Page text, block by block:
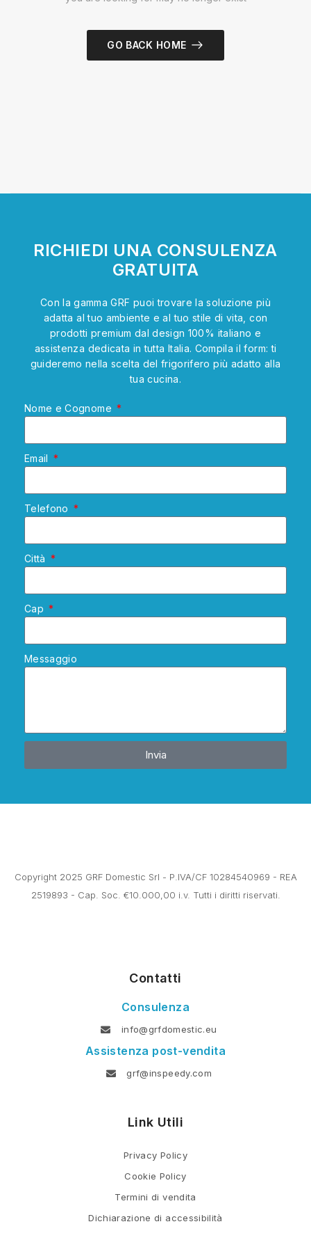
GO BACK HOME
RICHIEDI UNA CONSULENZA
GRATUITA
Con la gamma GRF puoi trovare la soluzione più
adatta al tuo ambiente e al tuo stile di vita, con
prodotti premium dal design 100% italiano e
assistenza dedicata in tutta Italia. Compila il form: ti
guideremo nella scelta del frigorifero più adatto alla
tua cucina.
Nome e Cognome
Email
Telefono
Città
Cap
Messaggio
Invia
Copyright 2025 GRF Domestic Srl - P.IVA/CF 10284540969 - REA
2519893 - Cap. Soc. €10.000,00 i.v. Tutti i diritti riservati.
Contatti
Consulenza
info@grfdomestic.eu
Assistenza post-vendita
grf@inspeedy.com
Link Utili
Privacy Policy
Cookie Policy
Termini di vendita
Dichiarazione di accessibilità